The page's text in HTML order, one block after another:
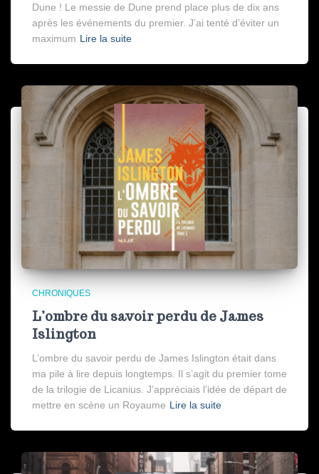
Dune ! Le messie de Dune prend place plus de dix ans
après les événements du premier. J’ai tenté d’éviter un
maximum Lire la suite
CHRONIQUES
L’ombre du savoir perdu de James
Islington
L’ombre du savoir perdu de James Islington était dans
ma pile à lire depuis longtemps. Il s’agit du premier tome
de la trilogie de Licanius. J’appréciais l’idée de départ de
mettre en scène un Royaume Lire la suite